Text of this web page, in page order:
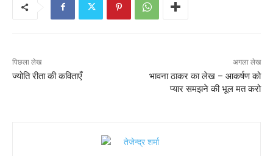
पिछला लेख
ज्योति रीता की कविताएँ
अगला लेख
भावना ठाकर का लेख – आकर्षण को
प्यार समझने की भूल मत करो